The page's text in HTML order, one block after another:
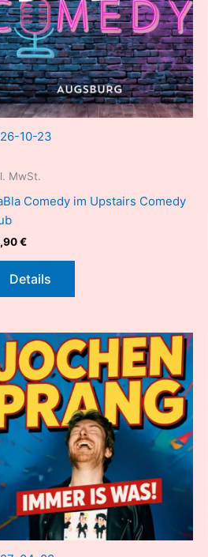
10-23
MwSt.
Comedy im Upstairs Comedy
€
Details